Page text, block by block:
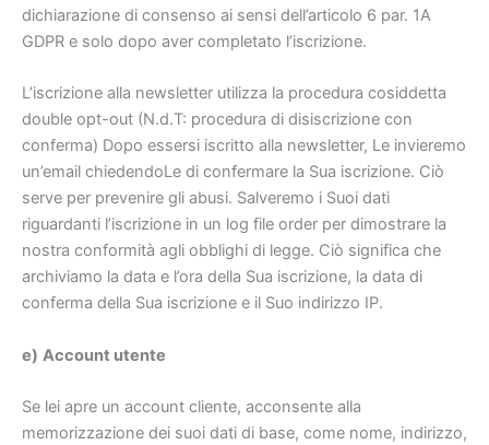
dichiarazione di consenso ai sensi dell’articolo 6 par. 1A
GDPR e solo dopo aver completato l’iscrizione.
L’iscrizione alla newsletter utilizza la procedura cosiddetta
double opt-out (N.d.T: procedura di disiscrizione con
conferma) Dopo essersi iscritto alla newsletter, Le invieremo
un’email chiedendoLe di confermare la Sua iscrizione. Ciò
serve per prevenire gli abusi. Salveremo i Suoi dati
riguardanti l’iscrizione in un log file order per dimostrare la
nostra conformità agli obblighi di legge. Ciò significa che
archiviamo la data e l’ora della Sua iscrizione, la data di
conferma della Sua iscrizione e il Suo indirizzo IP.
e) Account utente
Se lei apre un account cliente, acconsente alla
memorizzazione dei suoi dati di base, come nome, indirizzo,